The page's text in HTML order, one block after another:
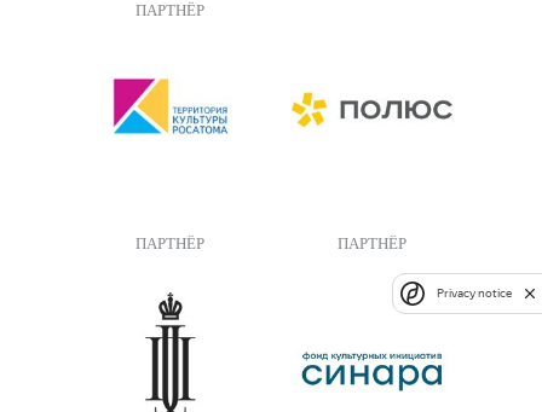
ПАРТНЁР
ПАРТНЁР ПАРТНЁР
Privacy notice